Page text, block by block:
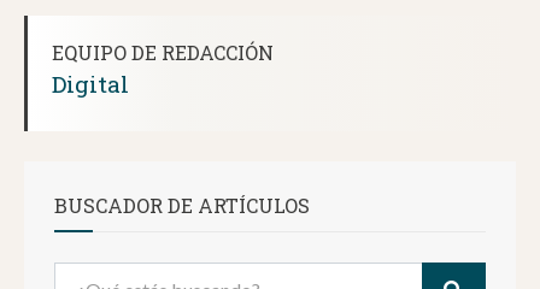
EQUIPO DE REDACCIÓN
Digital
BUSCADOR DE ARTÍCULOS